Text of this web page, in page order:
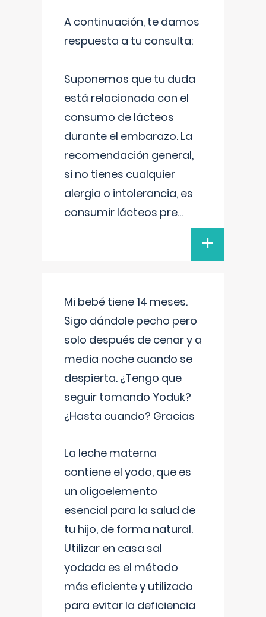
A continuación, te damos
respuesta a tu consulta:
Suponemos que tu duda
está relacionada con el
consumo de lácteos
durante el embarazo. La
recomendación general,
si no tienes cualquier
alergia o intolerancia, es
consumir lácteos pre...
+
Mi bebé tiene 14 meses.
Sigo dándole pecho pero
solo después de cenar y a
media noche cuando se
despierta. ¿Tengo que
seguir tomando Yoduk?
¿Hasta cuando? Gracias
La leche materna
contiene el yodo, que es
un oligoelemento
esencial para la salud de
tu hijo, de forma natural.
Utilizar en casa sal
yodada es el método
más eficiente y utilizado
para evitar la deficiencia